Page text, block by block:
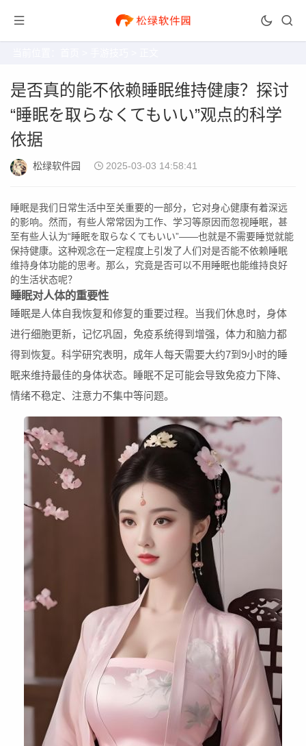
是否真的能不依赖睡眠维持健康？探讨
“睡眠を取らなくてもいい”观点的科学
依据
松绿软件园 2025-03-03 14:58:41
睡眠是我们日常生活中至关重要的一部分，它对身心健康有着深远
的影响。然而，有些人常常因为工作、学习等原因而忽视睡眠，甚
至有些人认为“睡眠を取らなくてもいい”——也就是不需要睡觉就能
保持健康。这种观念在一定程度上引发了人们对是否能不依赖睡眠
维持身体功能的思考。那么，究竟是否可以不用睡眠也能维持良好
的生活状态呢？
睡眠对人体的重要性
睡眠是人体自我恢复和修复的重要过程。当我们休息时，身体
进行细胞更新，记忆巩固，免疫系统得到增强，体力和脑力都
得到恢复。科学研究表明，成年人每天需要大约7到9小时的睡
眠来维持最佳的身体状态。睡眠不足可能会导致免疫力下降、
情绪不稳定、注意力不集中等问题。